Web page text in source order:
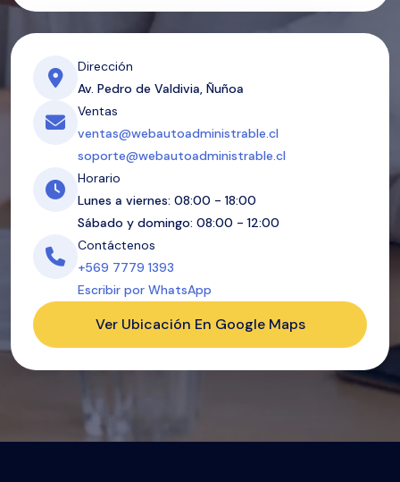
Dirección
Av. Pedro de Valdivia, Ñuñoa
Ventas
ventas@webautoadministrable.cl
soporte@webautoadministrable.cl
Horario
Lunes a viernes: 08:00 - 18:00
Sábado y domingo: 08:00 - 12:00
Contáctenos
+569 7779 1393
Escribir por WhatsApp
Ver Ubicación En Google Maps